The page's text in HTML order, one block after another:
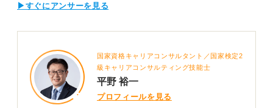
▶すぐにアンサーを見る
国家資格キャリアコンサルタント／国家検定2
級キャリアコンサルティング技能士
平野 裕一
プロフィールを見る